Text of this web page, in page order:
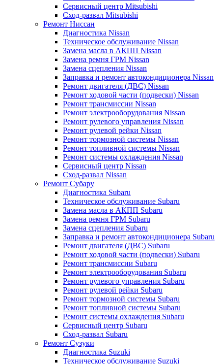
Сервисный центр Mitsubishi
Сход-развал Mitsubishi
Ремонт Ниссан
Диагностика Nissan
Техническое обслуживание Nissan
Замена масла в АКПП Nissan
Замена ремня ГРМ Nissan
Замена сцепления Nissan
Заправка и ремонт автокондиционера Nissan
Ремонт двигателя (ДВС) Nissan
Ремонт ходовой части (подвески) Nissan
Ремонт трансмиссии Nissan
Ремонт электрооборудования Nissan
Ремонт рулевого управления Nissan
Ремонт рулевой рейки Nissan
Ремонт тормозной системы Nissan
Ремонт топливной системы Nissan
Ремонт системы охлаждения Nissan
Сервисный центр Nissan
Сход-развал Nissan
Ремонт Субару
Диагностика Subaru
Техническое обслуживание Subaru
Замена масла в АКПП Subaru
Замена ремня ГРМ Subaru
Замена сцепления Subaru
Заправка и ремонт автокондиционера Subaru
Ремонт двигателя (ДВС) Subaru
Ремонт ходовой части (подвески) Subaru
Ремонт трансмиссии Subaru
Ремонт электрооборудования Subaru
Ремонт рулевого управления Subaru
Ремонт рулевой рейки Subaru
Ремонт тормозной системы Subaru
Ремонт топливной системы Subaru
Ремонт системы охлаждения Subaru
Сервисный центр Subaru
Сход-развал Subaru
Ремонт Сузуки
Диагностика Suzuki
Техническое обслуживание Suzuki